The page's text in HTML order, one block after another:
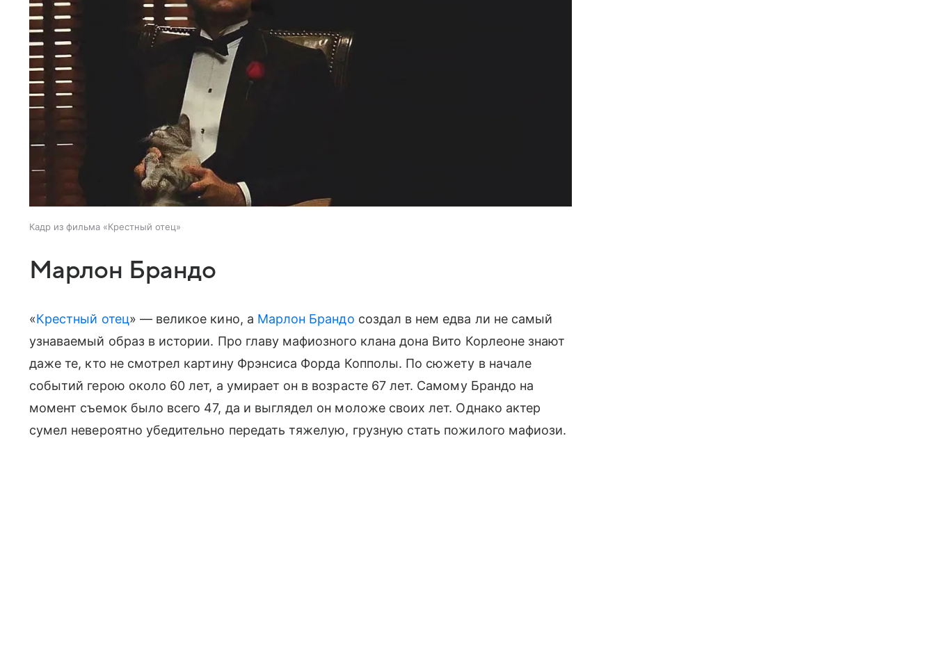
Кадр из фильма «Крестный отец»
Марлон Брандо
«Крестный отец» — великое кино, а Марлон Брандо создал в нем едва ли не самый
узнаваемый образ в истории. Про главу мафиозного клана дона Вито Корлеоне знают
даже те, кто не смотрел картину Фрэнсиса Форда Копполы. По сюжету в начале
событий герою около 60 лет, а умирает он в возрасте 67 лет. Самому Брандо на
момент съемок было всего 47, да и выглядел он моложе своих лет. Однако актер
сумел невероятно убедительно передать тяжелую, грузную стать пожилого мафиози.